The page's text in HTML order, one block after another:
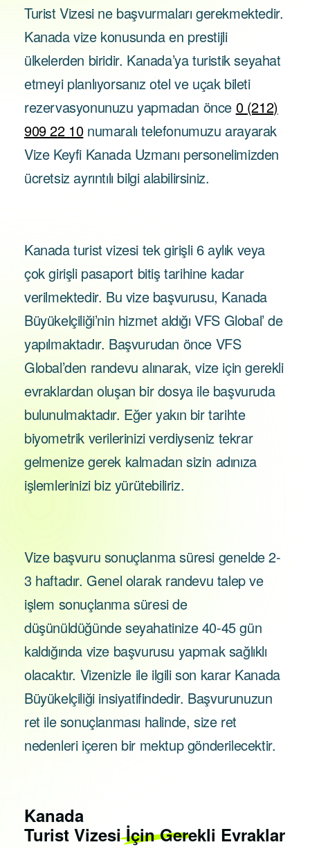
Turist Vizesi ne başvurmaları gerekmektedir.
Kanada vize konusunda en prestijli
ülkelerden biridir. Kanada’ya turistik seyahat
etmeyi planlıyorsanız otel ve uçak bileti
rezervasyonunuzu yapmadan önce 0 (212)
909 22 10numaralı telefonumuzu arayarak
Vize Keyfi Kanada Uzmanı personelimizden
ücretsiz ayrıntılı bilgi alabilirsiniz.
Kanada turist vizesi tek girişli 6 aylık veya
çok girişli pasaport bitiş tarihine kadar
verilmektedir. Bu vize başvurusu, Kanada
Büyükelçiliği’nin hizmet aldığı VFS Global’ de
yapılmaktadır. Başvurudan önce VFS
Global’den randevu alınarak, vize için gerekli
evraklardan oluşan bir dosya ile başvuruda
bulunulmaktadır. Eğer yakın bir tarihte
biyometrik verilerinizi verdiyseniz tekrar
gelmenize gerek kalmadan sizin adınıza
işlemlerinizi biz yürütebiliriz.
Vize başvuru sonuçlanma süresi genelde 2-
3 haftadır. Genel olarak randevu talep ve
işlem sonuçlanma süresi de
düşünüldüğünde seyahatinize 40-45 gün
kaldığında vize başvurusu yapmak sağlıklı
olacaktır. Vizenizle ile ilgili son karar Kanada
Büyükelçiliği insiyatifindedir. Başvurunuzun
ret ile sonuçlanması halinde, size ret
nedenleri içeren bir mektup gönderilecektir.
Kanada
Turist Vizesi İçin Gerekli Evraklar